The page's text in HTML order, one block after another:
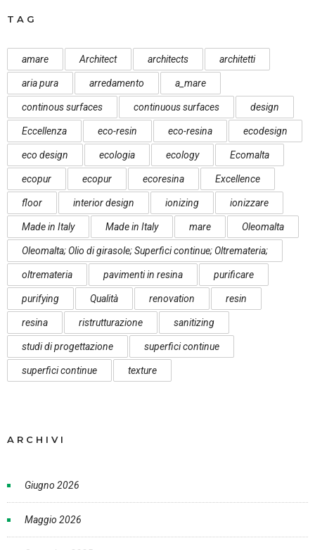
TAG
amare Architect architects architetti
aria pura arredamento a_mare
continous surfaces continuous surfaces design
Eccellenza eco-resin eco-resina ecodesign
eco design ecologia ecology Ecomalta
ecopur ecopur ecoresina Excellence
floor interior design ionizing ionizzare
Made in Italy Made in Italy mare Oleomalta
Oleomalta; Olio di girasole; Superfici continue; Oltremateria;
oltremateria pavimenti in resina purificare
purifying Qualità renovation resin
resina ristrutturazione sanitizing
studi di progettazione superfici continue
superfici continue texture
ARCHIVI
Giugno 2026
Maggio 2026